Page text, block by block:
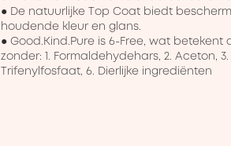
● De natuurlijke Top Coat biedt
houdende kleur en glans.
● Good.Kind.Pure is 6-Free, wat
zonder: 1. Formaldehydehars, 2. Aceton,
Trifenylfosfaat, 6. Dierlijke ingrediënten